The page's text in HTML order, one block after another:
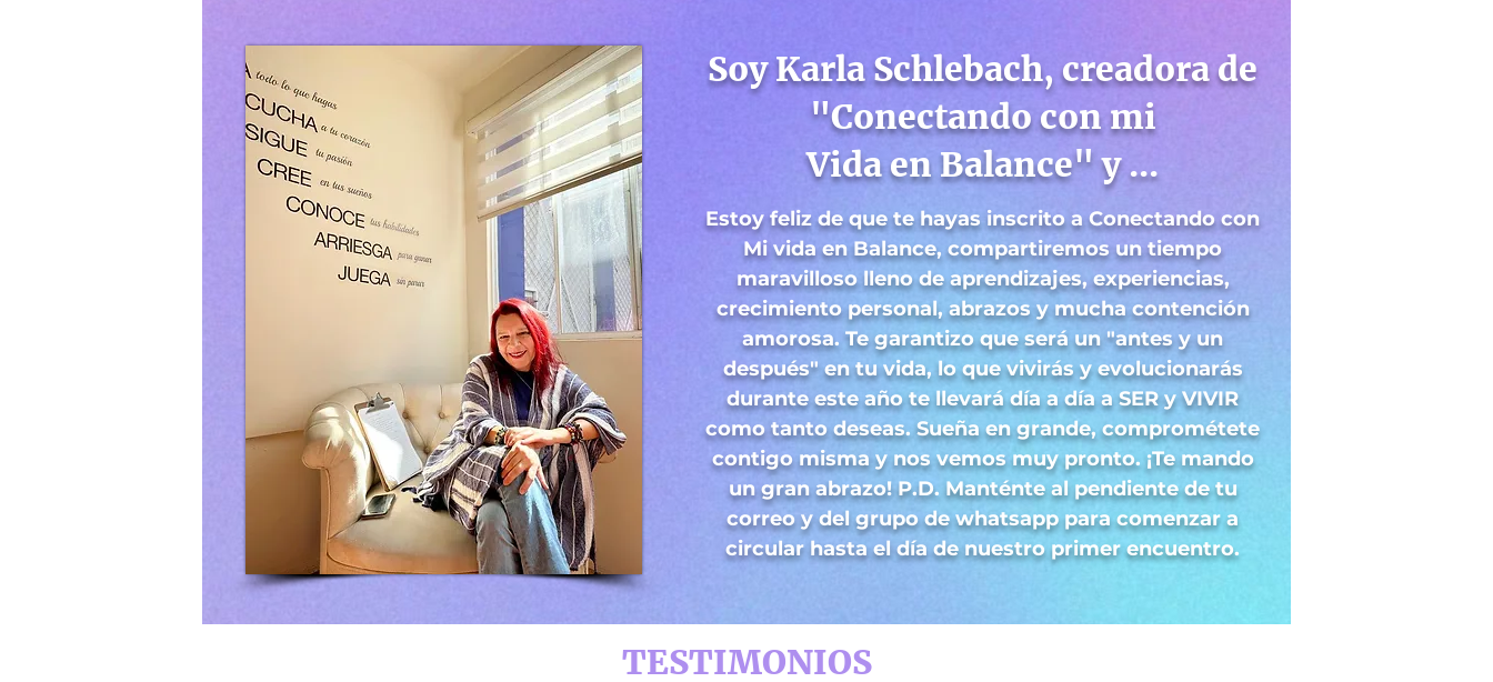
Soy Karla Schlebach, creadora de
"Conectando con mi
Vida en Balance" y ...
Estoy feliz de que te hayas inscrito a Conectando con
Mi vida en Balance, compartiremos un tiempo
maravilloso lleno de aprendizajes, experiencias,
crecimiento personal, abrazos y mucha contención
amorosa. Te garantizo que será un "antes y un
después" en tu vida, lo que vivirás y evolucionarás
durante este año te llevará día a día a SER y VIVIR
como tanto deseas. Sueña en grande, comprométete
contigo misma y nos vemos muy pronto. ¡Te mando
un gran abrazo! P.D. Manténte al pendiente de tu
correo y del grupo de whatsapp para comenzar a
circular hasta el día de nuestro primer encuentro.
TESTIMONIOS